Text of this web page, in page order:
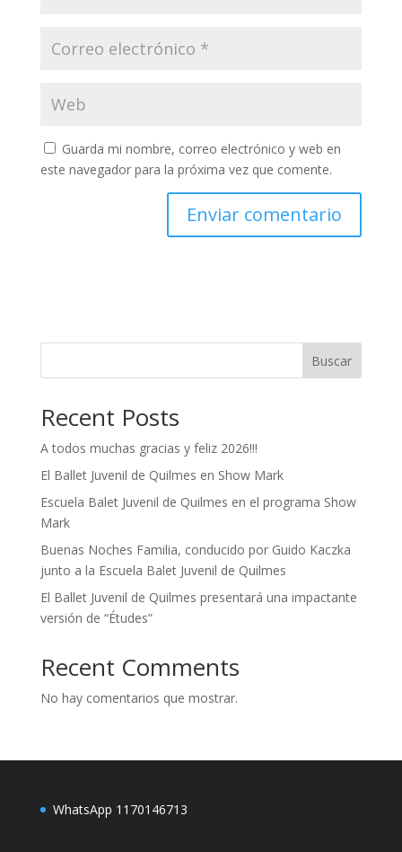
Guarda mi nombre, correo electrónico y web en
este navegador para la próxima vez que comente.
Buscar
Recent Posts
A todos muchas gracias y feliz 2026!!!
El Ballet Juvenil de Quilmes en Show Mark
Escuela Balet Juvenil de Quilmes en el programa Show
Mark
Buenas Noches Familia, conducido por Guido Kaczka
junto a la Escuela Balet Juvenil de Quilmes
El Ballet Juvenil de Quilmes presentará una impactante
versión de “Études”
Recent Comments
No hay comentarios que mostrar.
WhatsApp 1170146713